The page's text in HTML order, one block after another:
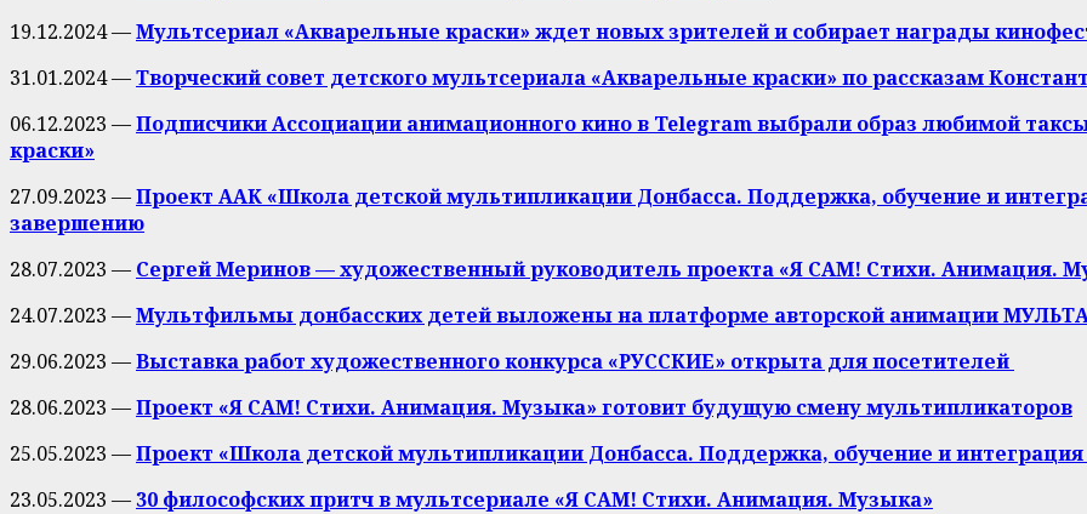
19.12.2024 —Мультсериал «Акварельные краски» ждет новых зрителей и собирает награды
31.01.2024 —Творческий совет детского мультсериала «Акварельные краски» по рассказам
06.12.2023 —Подписчики Ассоциации анимационного кино в Telegram выбрали образ любимой
краски»
27.09.2023 —Проект ААК «Школа детской мультипликации Донбасса. Поддержка, обучение и
завершению
28.07.2023 — Сергей Меринов — художественный руководитель проекта «Я САМ! Стихи. Анимация.
24.07.2023 —Мультфильмы донбасских детей выложены на платформе авторской анимации
29.06.2023 —Выставка работ художественного конкурса «РУССКИЕ» открыта для посетителей
28.06.2023 —Проект «Я САМ! Стихи. Анимация. Музыка» готовит будущую смену мультипликаторов
25.05.2023 —Проект «Школа детской мультипликации Донбасса. Поддержка, обучение и
23.05.2023 — 30 философских притч в мультсериале «Я САМ! Стихи. Анимация. Музыка»